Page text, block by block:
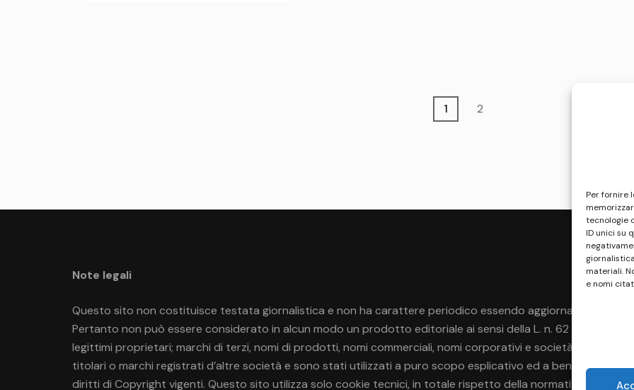
Per fornire
tecnologie
ID unici su
materiali.
e nomi
Page
1 Page
2
Note legali
Questo sito non costituisce testata giornalistica e non ha carattere periodico essendo aggiornato secondo
Pertanto non può essere considerato in alcun modo un prodotto editoriale ai sensi della L. n. 62 del 7/3/
legittimi proprietari; marchi di terzi, nomi di prodotti, nomi commerciali, nomi corporativi e società citati
titolari o marchi registrati d’altre società e sono stati utilizzati a puro scopo esplicativo ed a beneficio del
diritti di Copyright vigenti. Questo sito utilizza solo cookie tecnici, in totale rispetto della normativa europea.